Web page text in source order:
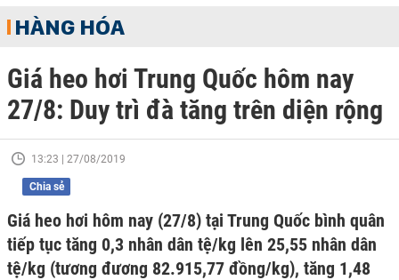
HÀNG HÓA
Giá heo hơi Trung Quốc hôm nay
27/8: Duy trì đà tăng trên diện rộng
13:23 | 27/08/2019
Chia sẻ
Giá heo hơi hôm nay (27/8) tại Trung Quốc bình quân
tiếp tục tăng 0,3 nhân dân tệ/kg lên 25,55 nhân dân
tệ/kg (tương đương 82.915,77 đồng/kg), tăng 1,48